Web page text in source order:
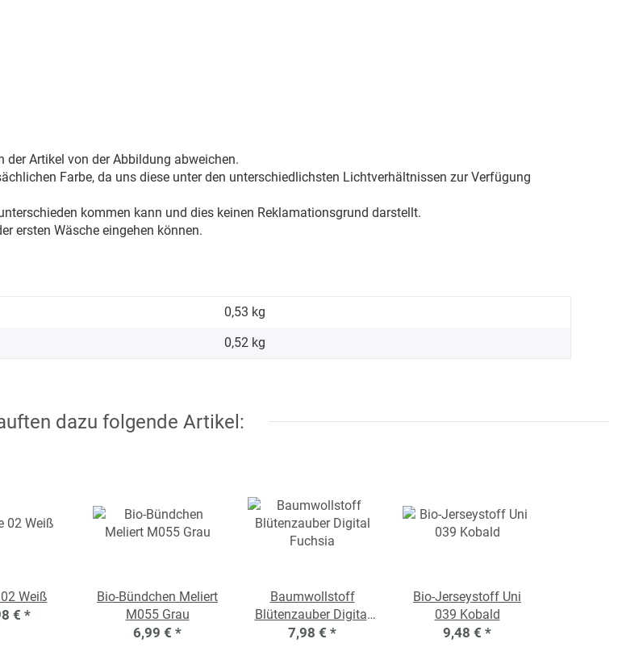
Artikel von der Abbildung abweichen.
Farbe, da uns diese unter den unterschiedlichsten Lichtverhältnissen zur Verfügung
kommen kann und dies keinen Reklamationsgrund darstellt.
ersten Wäsche eingehen können.
0,53 kg
0,52 kg
dazu folgende Artikel:
Weiß
€ *
Bio-Bündchen Meliert
M055 Grau
6,99 € *
Baumwollstoff
Blütenzauber Digital
Fuchsia
7,98 € *
Bio-Jerseystoff Uni
039 Kobald
9,48 € *